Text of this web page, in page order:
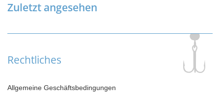
Zuletzt angesehen
Rechtliches
Allgemeine Geschäftsbedingungen